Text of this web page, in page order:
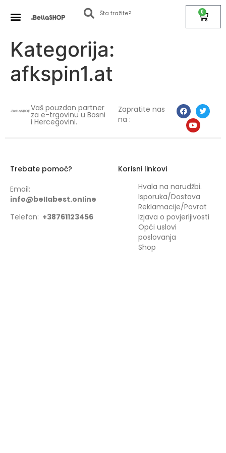
0
Kategorija:
afkspin1.at
Vaš pouzdan partner
za e-trgovinu u Bosni
i Hercegovini.
Zapratite nas
na :
Trebate pomoć?
Email:
info@bellabest.online
Telefon: +38761123456
Korisni linkovi
Hvala na narudžbi.
Isporuka/Dostava
Reklamacije/Povrat
Izjava o povjerljivosti
Opći uslovi
poslovanja
Shop